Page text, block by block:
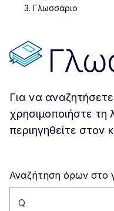
Γλωσσάριο
Για να
χρησιμοποιήστε τη
περιηγηθείτε
Αναζήτηση όρων στο
Αναζήτηση στον